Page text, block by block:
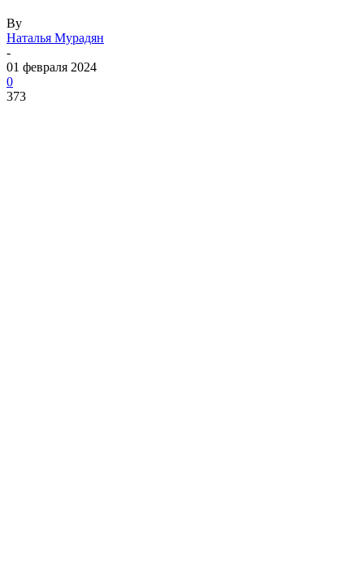
By
Наталья Мурадян
-
01 февраля 2024
0
373